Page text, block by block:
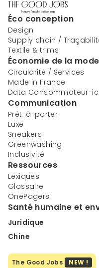
Éco conception
Design
Supply chain /
Textile & trims
Économie de la mode
Circularité / Services
Made in France
Data Consommateur-
Communication
Prêt-à-porter
Luxe
Sneakers
Greenwashing
Inclusivité
Ressources
Lexiques
Glossaire
OnePagers
Santé humaine et
Juridique
Chine
The Good Jobs NEW !